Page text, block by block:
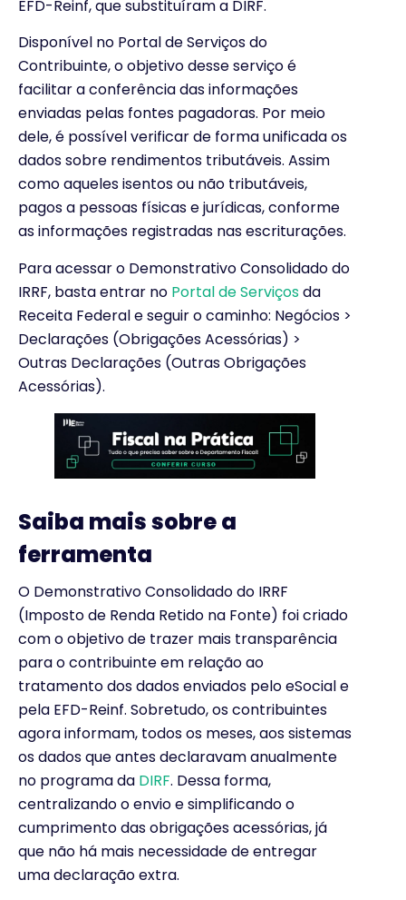
EFD-Reinf, que substituíram a DIRF.
Disponível no Portal de Serviços do
Contribuinte, o objetivo desse serviço é
facilitar a conferência das informações
enviadas pelas fontes pagadoras. Por meio
dele, é possível verificar de forma unificada os
dados sobre rendimentos tributáveis. Assim
como aqueles isentos ou não tributáveis,
pagos a pessoas físicas e jurídicas, conforme
as informações registradas nas escriturações.
Para acessar o Demonstrativo Consolidado do
IRRF, basta entrar no Portal de Serviçosda
Receita Federal e seguir o caminho: Negócios >
Declarações (Obrigações Acessórias) >
Outras Declarações (Outras Obrigações
Acessórias).
Saiba mais sobre a
ferramenta
O Demonstrativo Consolidado do IRRF
(Imposto de Renda Retido na Fonte) foi criado
com o objetivo de trazer mais transparência
para o contribuinte em relação ao
tratamento dos dados enviados pelo eSocial e
pela EFD-Reinf. Sobretudo, os contribuintes
agora informam, todos os meses, aos sistemas
os dados que antes declaravam anualmente
no programa da DIRF. Dessa forma,
centralizando o envio e simplificando o
cumprimento das obrigações acessórias, já
que não há mais necessidade de entregar
uma declaração extra.